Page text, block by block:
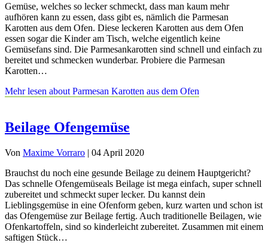
Gemüse, welches so lecker schmeckt, dass man kaum mehr
aufhören kann zu essen, dass gibt es, nämlich die Parmesan
Karotten aus dem Ofen. Diese leckeren Karotten aus dem Ofen
essen sogar die Kinder am Tisch, welche eigentlich keine
Gemüsefans sind. Die Parmesankarotten sind schnell und einfach zu
bereitet und schmecken wunderbar. Probiere die Parmesan
Karotten…
Mehr lesen about Parmesan Karotten aus dem Ofen
Beilage Ofengemüse
Von Maxime Vorraro | 04 April 2020
Brauchst du noch eine gesunde Beilage zu deinem Hauptgericht?
Das schnelle Ofengemüseals Beilage ist mega einfach, super schnell
zubereitet und schmeckt super lecker. Du kannst dein
Lieblingsgemüse in eine Ofenform geben, kurz warten und schon ist
das Ofengemüse zur Beilage fertig. Auch traditionelle Beilagen, wie
Ofenkartoffeln, sind so kinderleicht zubereitet. Zusammen mit einem
saftigen Stück…